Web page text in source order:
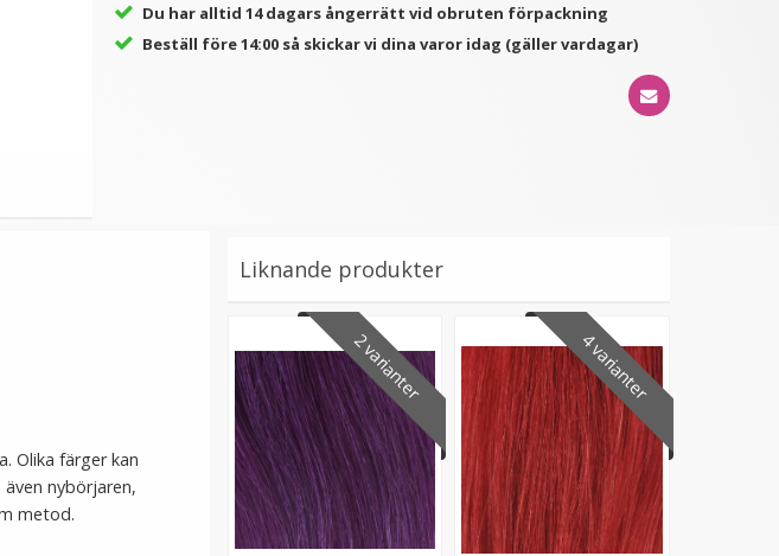
VÄLJ LÄGG I VARUKORG VÄLJ
Du har alltid 14 dagars ångerrätt vid obruten förpackning
Beställ före 14:00 så skickar vi dina varor idag (gäller vardagar)
Olika färger kan
nybörjaren,
metod.
Liknande produkter
2 varianter 4 varianter